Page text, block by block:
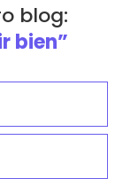
blog:
bien”